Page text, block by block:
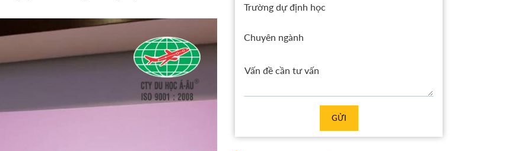
Trường dự định học
Chuyên ngành
GỬI